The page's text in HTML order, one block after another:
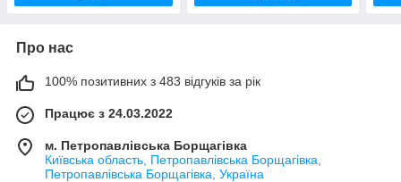
Про нас
100% позитивних з 483 відгуків за рік
Працює з 24.03.2022
м. Петропавлівська Борщагівка
Київська область, Петропавлівська Борщагівка,
Петропавлівська Борщагівка, Україна